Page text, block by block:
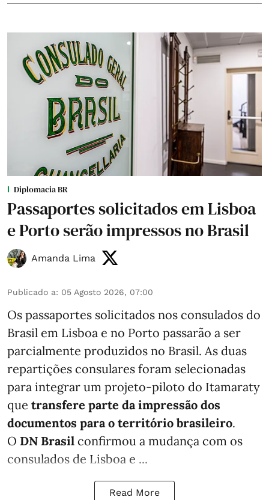
Diplomacia BR
Passaportes solicitados em Lisboa
e Porto serão impressos no Brasil
Amanda Lima
Publicado a: 05 Agosto 2026, 07:00
Os passaportes solicitados nos consulados do
Brasil em Lisboa e no Porto passarão a ser
parcialmente produzidos no Brasil. As duas
repartições consulares foram selecionadas
para integrar um projeto-piloto do Itamaraty
que transfere parte da impressão dos
documentos para o território brasileiro.
O DN Brasil confirmou a mudança com os
consulados de Lisboa e ...
Read More